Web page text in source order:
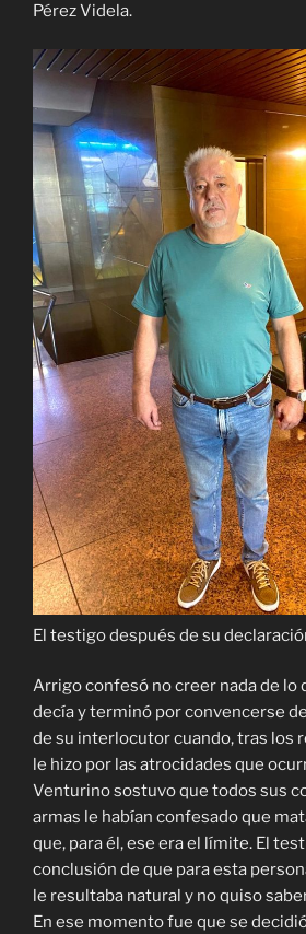
Pérez Videla.
El testigo después de su
Arrigo confesó no creer nada de lo
decía y terminó por convencerse
de su interlocutor cuando, tras los
le hizo por las atrocidades que
Venturino sostuvo que todos sus
armas le habían confesado que
que, para él, ese era el límite. El
conclusión de que para esta
le resultaba natural y no quiso
En ese momento fue que se